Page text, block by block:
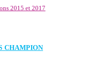
2015 et 2017
CHAMPION